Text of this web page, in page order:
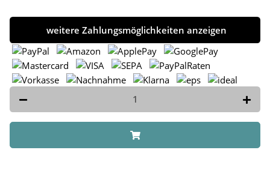
weitere Zahlungsmöglichkeiten anzeigen